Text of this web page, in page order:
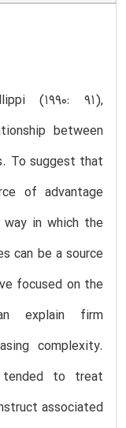
(1990: 91),
between
To suggest that
of advantage
in which the
can be a source
focused on the
explain firm
complexity.
tended to treat
associated